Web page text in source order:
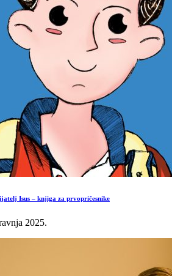
Isus – knjiga za prvopričesnike
2025.